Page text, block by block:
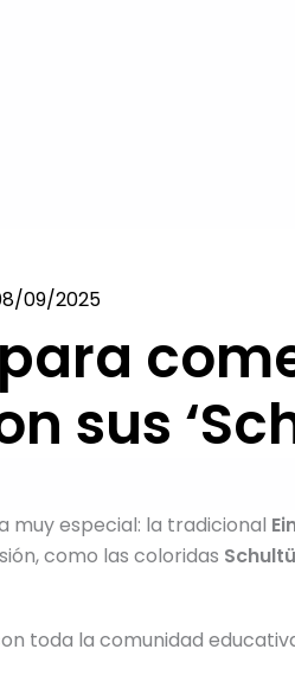
09/2025
sus
muy especial: la tradicional
como las coloridas
toda la comunidad